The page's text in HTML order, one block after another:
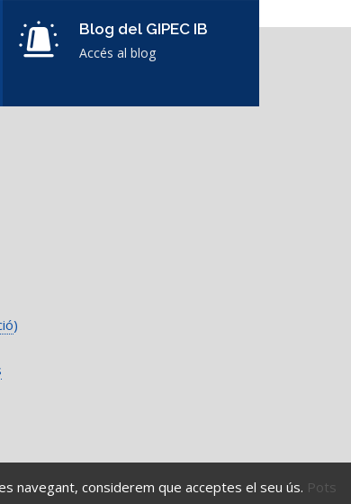
Blog del GIPEC IB
Accés al blog
)
navegant, considerem que acceptes el seu ús. Pots